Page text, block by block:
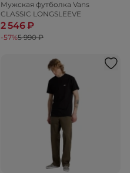
Мужская футболка Vans
CLASSIC LONGSLEEVE
2 546 ₽
-57%5 990 ₽